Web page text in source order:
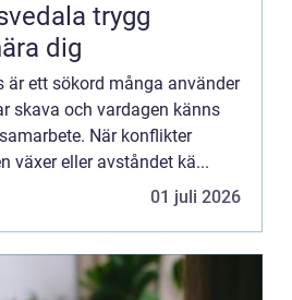
trygg
dig
är ett sökord många använder
skava och vardagen känns
När konflikter
växer eller avståndet kä...
01 juli 2026